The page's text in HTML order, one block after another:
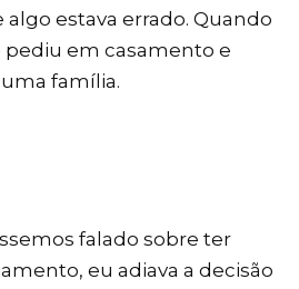
algo estava errado. Quando
pediu em casamento e
família.
falado sobre ter
eu adiava a decisão